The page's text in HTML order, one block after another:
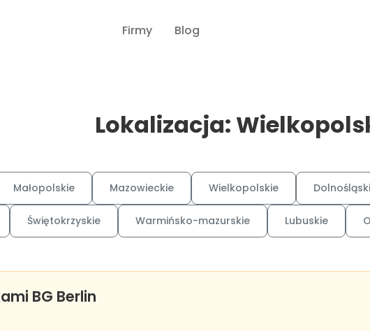
Firmy Blog
Lokalizacja:
Małopolskie Mazowieckie Wielkopolskie
Świętokrzyskie Warmińsko-mazurskie Lubuskie
BG Berlin